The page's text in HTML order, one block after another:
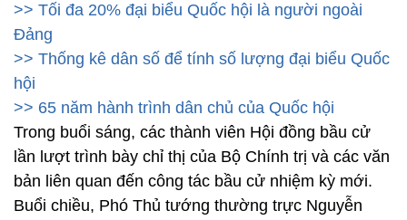
>> Tối đa 20% đại biểu Quốc hội là người ngoài
Đảng
>> Thống kê dân số để tính số lượng đại biểu Quốc
hội
>> 65 năm hành trình dân chủ của Quốc hội
Trong buổi sáng, các thành viên Hội đồng bầu cử
lần lượt trình bày chỉ thị của Bộ Chính trị và các văn
bản liên quan đến công tác bầu cử nhiệm kỳ mới.
Buổi chiều, Phó Thủ tướng thường trực Nguyễn